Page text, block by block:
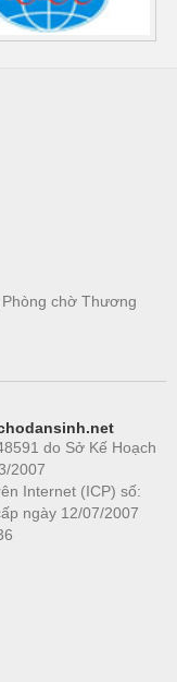
chờ Thương
do Sở Kế Hoạch
2007
Internet (ICP) số:
ngày 12/07/2007